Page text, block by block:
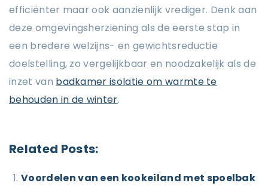
efficiënter maar ook aanzienlijk vrediger. Denk aan
deze omgevingsherziening als de eerste stap in
een bredere welzijns- en gewichtsreductie
doelstelling, zo vergelijkbaar en noodzakelijk als de
inzet van badkamer isolatie om warmte te
behouden in de winter.
Related Posts:
Voordelen van een kookeiland met spoelbak